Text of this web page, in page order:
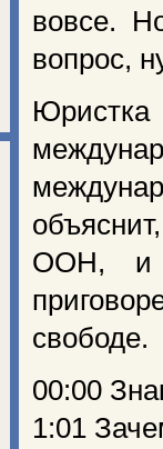
вовсе.
вопрос,
Юристка
ООН, и
свободе.
00:00
1:01